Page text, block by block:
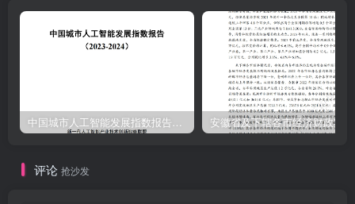
评论 抢沙发